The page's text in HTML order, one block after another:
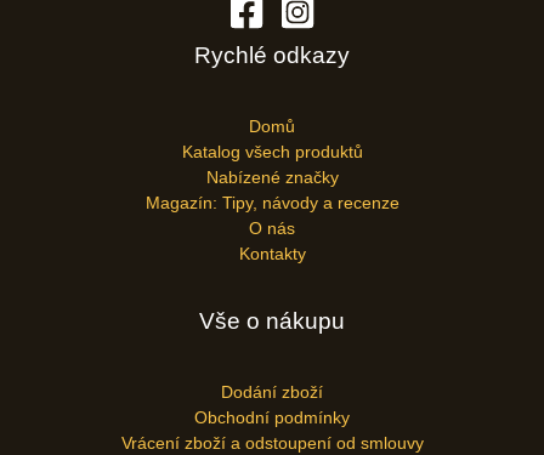
Rychlé odkazy
Domů
Katalog všech produktů
Nabízené značky
Magazín: Tipy, návody a recenze
O nás
Kontakty
Vše o nákupu
Dodání zboží
Obchodní podmínky
Vrácení zboží a odstoupení od smlouvy